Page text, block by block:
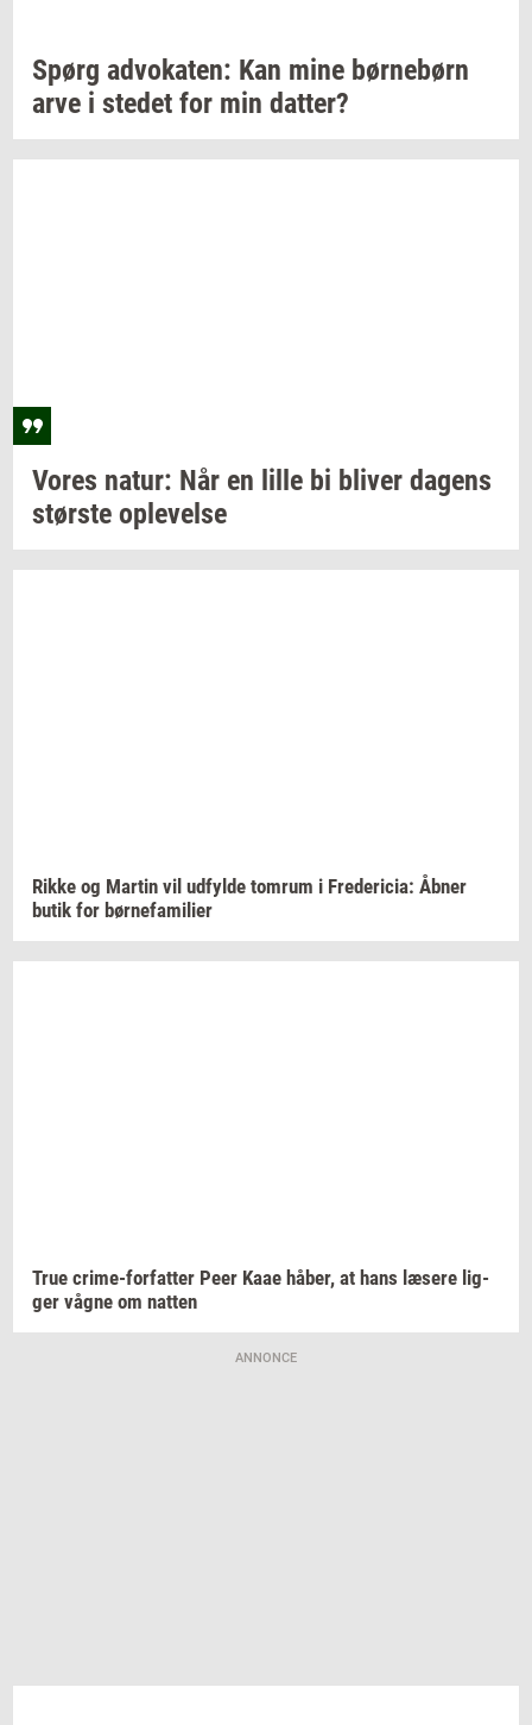
Spørg ad­vo­ka­ten: Kan mine bør­ne­børn
arve i ste­det for min dat­ter?
Vores natur: Når en lille bi bli­ver da­gens
stør­ste op­le­vel­se
Rikke og Mar­tin vil ud­fyl­de tom­rum i Fre­de­ri­cia: Åbner
butik for bør­ne­fa­mi­li­er
True crime-​forfatter Peer Kaae håber, at hans læ­se­re lig­
ger vågne om nat­ten
ANNONCE